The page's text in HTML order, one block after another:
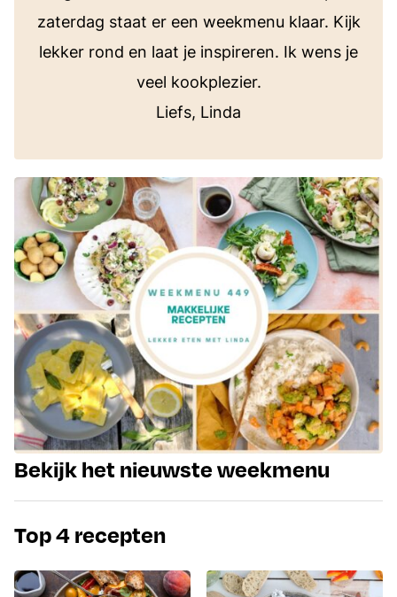
zaterdag staat er een weekmenu klaar. Kijk
lekker rond en laat je inspireren. Ik wens je
veel kookplezier.
Liefs, Linda
Bekijk het nieuwste weekmenu
Top 4 recepten